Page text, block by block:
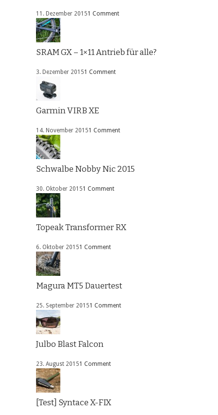
11. Dezember 20151 Comment
SRAM GX – 1×11 Antrieb für alle?
3. Dezember 20151 Comment
Garmin VIRB XE
14. November 20151 Comment
Schwalbe Nobby Nic 2015
30. Oktober 20151 Comment
Topeak Transformer RX
6. Oktober 20151 Comment
Magura MT5 Dauertest
25. September 20151 Comment
Julbo Blast Falcon
23. August 20151 Comment
[Test] Syntace X-FIX